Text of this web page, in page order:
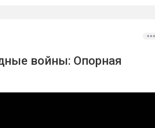
войны: Опорная